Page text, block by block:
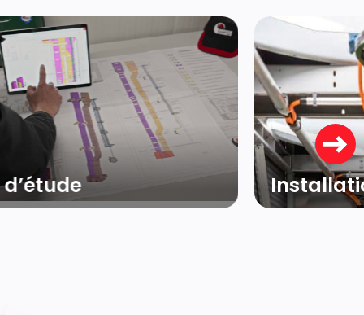
Installations techniques